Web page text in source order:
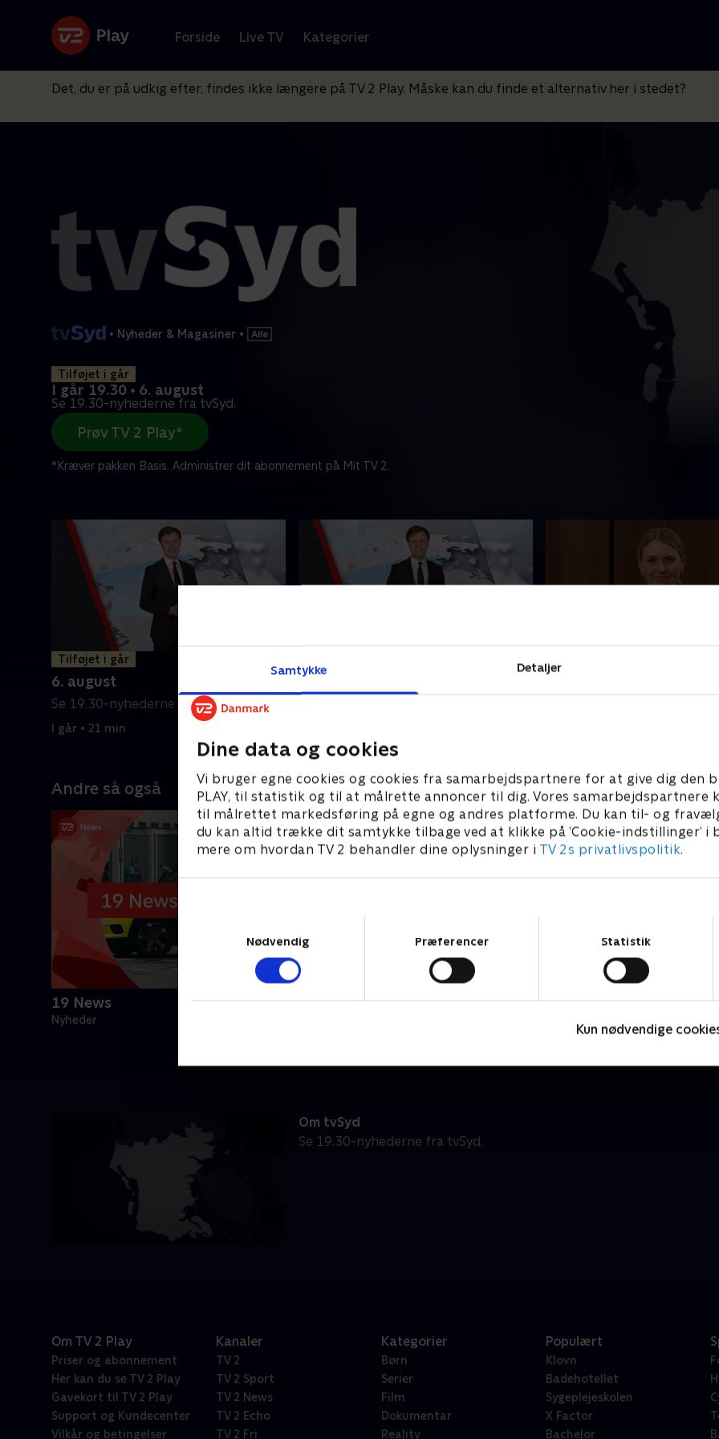
Samtykke Detaljer
Dine data og cookies
Vi bruger egne cookies og cookies fra samarbejdspartnere for at give dig den
PLAY, til statistik og til at målrette annoncer til dig. Vores samarbejdspartnere
til målrettet markedsføring på egne og andres platforme. Du kan til- og
du kan altid trække dit samtykke tilbage ved at klikke på ’Cookie-indstillinger’ i
mere om hvordan TV 2 behandler dine oplysninger i TV 2s privatlivspolitik.
Nødvendig
Præferencer Statistik
Kun nødvendige
Forside Live TV Kategorier
Det, du er på udkig efter, findes ikke længere på TV 2 Play. Måske kan du finde et alternativ her i stedet?
• Nyheder & Magasiner •
Tilføjet i går
I går 19.30 • 6. august
Se 19.30-nyhederne fra tvSyd.
Prøv TV 2 Play*
*Kræver pakken Basis. Administrer dit abonnement på Mit TV 2.
Tilføjet i går
6. august
Se 19.30-nyhederne fra tvSyd.
I går • 21 min
5. august
Se 19.30-nyhederne fra tvSyd.
4. august
Andre så også
19 News
Nyheder
Om tvSyd
Se 19.30-nyhederne fra tvSyd.
Om TV 2 Play
Priser og abonnement
Her kan du se TV 2 Play
Gavekort til TV 2 Play
Support og Kundecenter
Vilkår og betingelser
Kanaler
TV 2
TV 2 Sport
TV 2 News
TV 2 Echo
TV 2 Fri
Kategorier
Børn
Serier
Film
Dokumentar
Reality
Populært
Klovn
Badehotellet
Sygeplejeskolen
X Factor
Bachelor